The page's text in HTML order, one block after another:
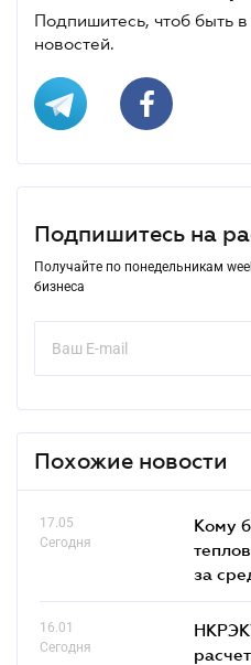
Подпишитесь, чтоб быть
новостей.
Подпишитесь на
Получайте по понедельникам
бизнеса
Похожие новости
17.05
Сегодня
Кому
за
16.01
Сегодня